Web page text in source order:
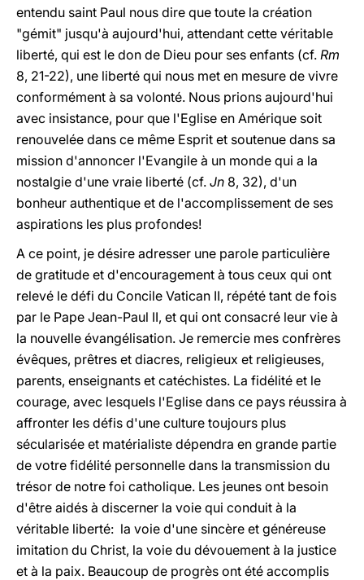
entendu saint Paul nous dire que toute la création
"gémit" jusqu'à aujourd'hui, attendant cette véritable
liberté, qui est le don de Dieu pour ses enfants (cf. Rm
8, 21-22), une liberté qui nous met en mesure de vivre
conformément à sa volonté. Nous prions aujourd'hui
avec insistance, pour que l'Eglise en Amérique soit
renouvelée dans ce même Esprit et soutenue dans sa
mission d'annoncer l'Evangile à un monde qui a la
nostalgie d'une vraie liberté (cf. Jn 8, 32), d'un
bonheur authentique et de l'accomplissement de ses
aspirations les plus profondes!
A ce point, je désire adresser une parole particulière
de gratitude et d'encouragement à tous ceux qui ont
relevé le défi du Concile Vatican II, répété tant de fois
par le Pape Jean-Paul II, et qui ont consacré leur vie à
la nouvelle évangélisation. Je remercie mes confrères
évêques, prêtres et diacres, religieux et religieuses,
parents, enseignants et catéchistes. La fidélité et le
courage, avec lesquels l'Eglise dans ce pays réussira à
affronter les défis d'une culture toujours plus
sécularisée et matérialiste dépendra en grande partie
de votre fidélité personnelle dans la transmission du
trésor de notre foi catholique. Les jeunes ont besoin
d'être aidés à discerner la voie qui conduit à la
véritable liberté: la voie d'une sincère et généreuse
imitation du Christ, la voie du dévouement à la justice
et à la paix. Beaucoup de progrès ont été accomplis